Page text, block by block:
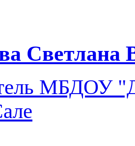
Светлана
МБДОУ